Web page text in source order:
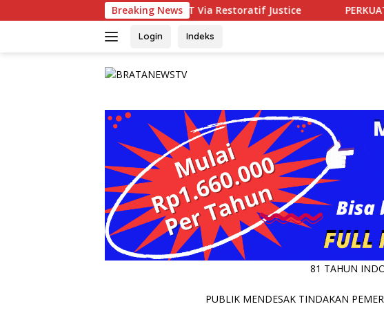
ke
Breaking News
Selesaikan Perkara AT Via Restoratif Justice PERKUAT INTELIGEN
Login Indeks
81 TAHUN
PUBLIK MENDESAK TINDAKAN